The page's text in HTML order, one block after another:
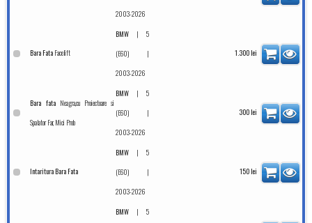
2003-2026
Bara Fata Facelift
BMW |5
(E60) |
2003-2026
1.300 lei
Bara fataNeagra,cu Proiectoare si
Spalator Far, Mici Prob
BMW |5
(E60) |
2003-2026
300 lei
Intaritura Bara Fata
BMW |5
(E60) |
2003-2026
150 lei
BMW |5